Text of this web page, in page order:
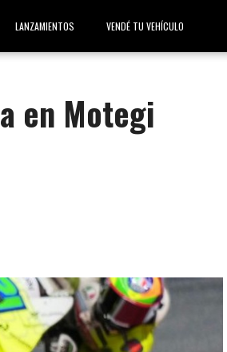
LANZAMIENTOS VENDÉ TU VEHÍCULO
en Motegi